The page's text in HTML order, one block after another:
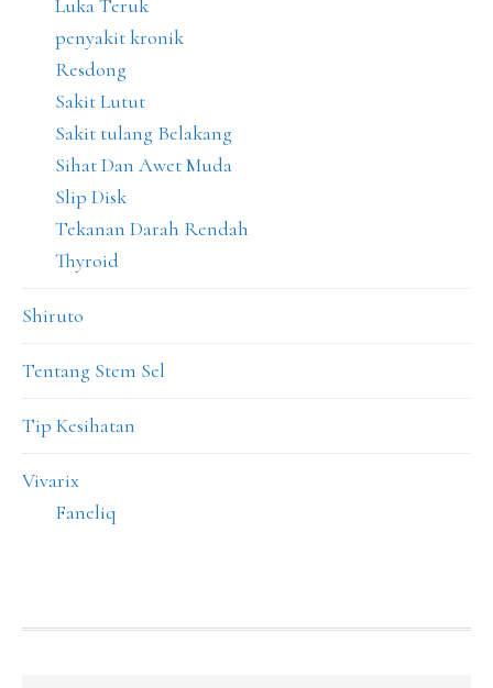
Luka Teruk
penyakit kronik
Resdong
Sakit Lutut
Sakit tulang Belakang
Sihat Dan Awet Muda
Slip Disk
Tekanan Darah Rendah
Thyroid
Shiruto
Tentang Stem Sel
Tip Kesihatan
Vivarix
Faneliq